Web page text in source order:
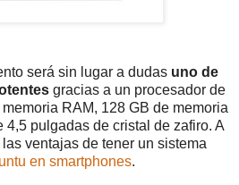
será sin lugar a dudas uno de
gracias a un procesador de
RAM, 128 GB de memoria
4,5 pulgadas de cristal de zafiro. A
ventajas de tener un sistema
en smartphones.